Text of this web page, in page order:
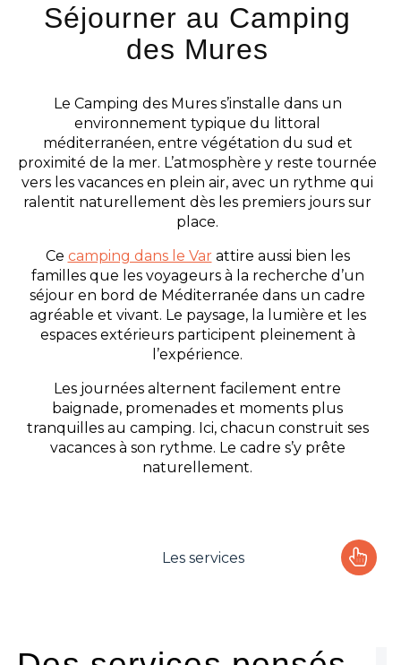
Séjourner au Camping
des Mures
Le Camping des Mures s’installe dans un
environnement typique du littoral
méditerranéen, entre végétation du sud et
proximité de la mer. L’atmosphère y reste tournée
vers les vacances en plein air, avec un rythme qui
ralentit naturellement dès les premiers jours sur
place.
Ce camping dans le Varattire aussi bien les
familles que les voyageurs à la recherche d’un
séjour en bord de Méditerranée dans un cadre
agréable et vivant. Le paysage, la lumière et les
espaces extérieurs participent pleinement à
l’expérience.
Les journées alternent facilement entre
baignade, promenades et moments plus
tranquilles au camping. Ici, chacun construit ses
vacances à son rythme. Le cadre s’y prête
naturellement.
Les services